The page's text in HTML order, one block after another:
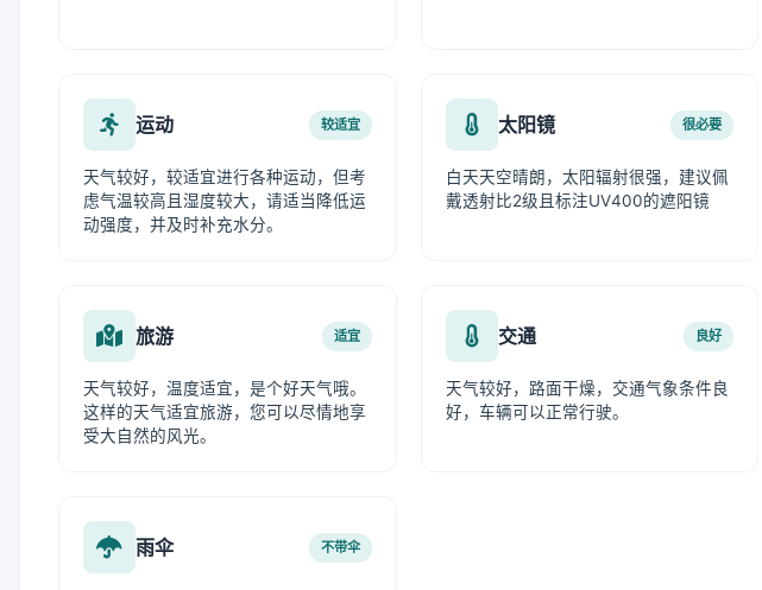
运动 较适宜
天气较好，较适宜进行各种运动，但考
虑气温较高且湿度较大，请适当降低运
动强度，并及时补充水分。
太阳镜 很必要
白天天空晴朗，太阳辐射很强，建议佩
戴透射比2级且标注UV400的遮阳镜
旅游 适宜
天气较好，温度适宜，是个好天气哦。
这样的天气适宜旅游，您可以尽情地享
受大自然的风光。
交通 良好
天气较好，路面干燥，交通气象条件良
好，车辆可以正常行驶。
雨伞 不带伞